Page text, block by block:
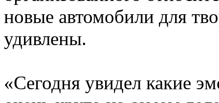
новые автомобили для
удивлены.
«Сегодня увидел какие